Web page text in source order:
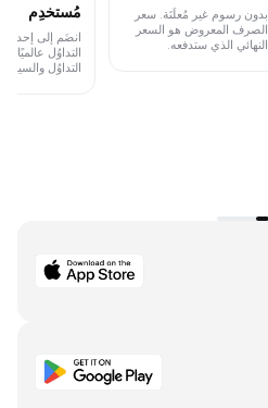
بدون رسوم غير مُعلَنَة. سعر
الصرف المعروض هو السعر
النهائي الذي ستدفعه.
مُستخدِم
انضَم إلى إحدى
التداوُل
التداوُل والسيولة.